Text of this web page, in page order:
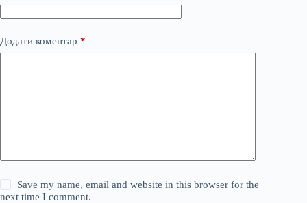
Додати коментар *
Save my name, email and website in this browser for the
next time I comment.